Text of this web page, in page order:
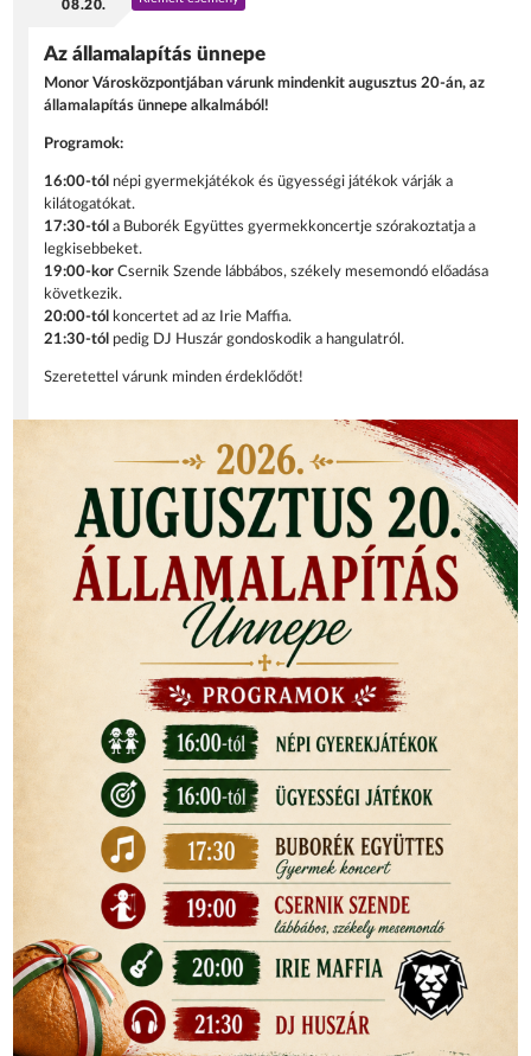
08.20.
Az államalapítás ünnepe
Monor Városközpontjában várunk mindenkit augusztus 20-án, az
államalapítás ünnepe alkalmából!
Programok:
16:00-tól népi gyermekjátékok és ügyességi játékok várják a
kilátogatókat.
17:30-tól a Buborék Együttes gyermekkoncertje szórakoztatja a
legkisebbeket.
19:00-korCsernik Szende lábbábos, székely mesemondó előadása
következik.
20:00-tól
koncertet ad az Irie Maffia.
21:30-tól pedig DJ Huszár gondoskodik a hangulatról.
Szeretettel várunk minden érdeklődőt!